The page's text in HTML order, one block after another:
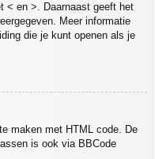
< en >. Daarnaast geeft het
Meer informatie
die je kunt openen als je
maken met HTML code. De
is ook via BBCode